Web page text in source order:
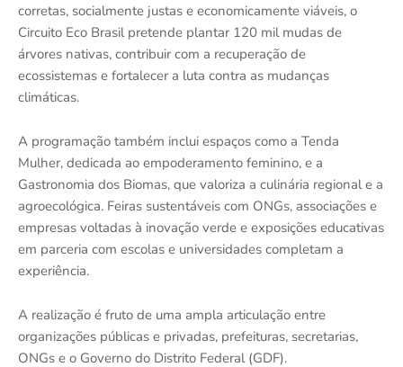
corretas, socialmente justas e economicamente viáveis, o
Circuito Eco Brasil pretende plantar 120 mil mudas de
árvores nativas, contribuir com a recuperação de
ecossistemas e fortalecer a luta contra as mudanças
climáticas.
A programação também inclui espaços como a Tenda
Mulher, dedicada ao empoderamento feminino, e a
Gastronomia dos Biomas, que valoriza a culinária regional e a
agroecológica. Feiras sustentáveis com ONGs, associações e
empresas voltadas à inovação verde e exposições educativas
em parceria com escolas e universidades completam a
experiência.
A realização é fruto de uma ampla articulação entre
organizações públicas e privadas, prefeituras, secretarias,
ONGs e o Governo do Distrito Federal (GDF).